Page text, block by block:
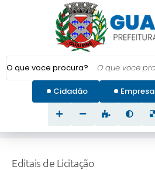
O que voce procura?
Cidadão Empresa
Editais de Licitação